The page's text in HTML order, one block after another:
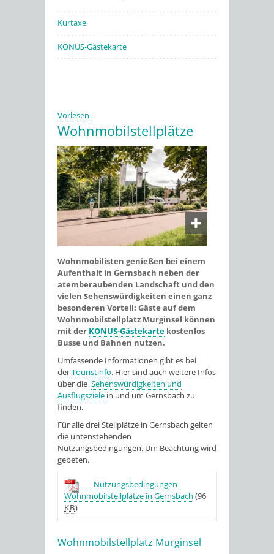
Kurtaxe
KONUS-Gästekarte
Vorlesen
Wohnmobilstellplätze
Wohnmobilisten genießen bei einem
Aufenthalt in Gernsbach neben der
atemberaubenden Landschaft und den
vielen Sehenswürdigkeiten einen ganz
besonderen Vorteil: Gäste auf dem
Wohnmobilstellplatz Murginsel können
mit der KONUS-Gästekarte kostenlos
Busse und Bahnen nutzen.
Umfassende Informationen gibt es bei
derTouristinfo. Hier sind auch weitere Infos
über die Sehenswürdigkeiten und
Ausflugsziele in und um Gernsbach zu
finden.
Für alle drei Stellplätze in Gernsbach gelten
die untenstehenden
Nutzungsbedingungen. Um Beachtung wird
gebeten.
Nutzungsbedingungen
Wohnmobilstellplätze in Gernsbach (96
KB)
Wohnmobilstellplatz Murginsel